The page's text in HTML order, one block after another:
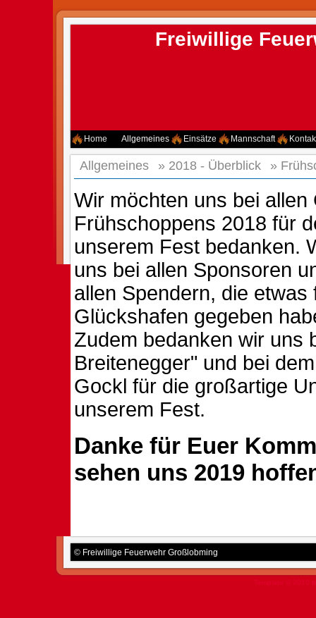
Freiwillige
Home Allgemeines Einsätze Mannschaft
Allgemeines » 2018 - Überblick »
Wir möchten uns bei allen
Frühschoppens 2018 für
unserem Fest bedanken.
uns bei allen Sponsoren
allen Spendern, die etwas
Glückshafen gegeben
Zudem bedanken wir uns
Breitenegger" und bei
Gockl für die großartige
unserem Fest.
Danke für Euer
sehen uns 2019
© Freiwillige Feuerwehr Großlobming